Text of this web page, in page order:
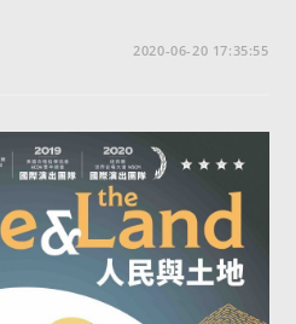
2020-06-20 17:35:55